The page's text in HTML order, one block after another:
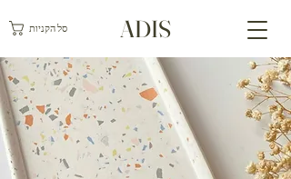
ADIS סל הקניות